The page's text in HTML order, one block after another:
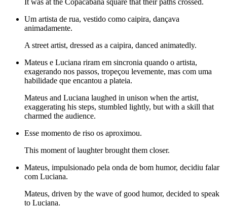
It was at the Copacabana square that their paths crossed.
Um artista de rua, vestido como caipira, dançava
animadamente.
A street artist, dressed as a caipira, danced animatedly.
Mateus e Luciana riram em sincronia quando o artista,
exagerando nos passos, tropeçou levemente, mas com uma
habilidade que encantou a plateia.
Mateus and Luciana laughed in unison when the artist,
exaggerating his steps, stumbled lightly, but with a skill that
charmed the audience.
Esse momento de riso os aproximou.
This moment of laughter brought them closer.
Mateus, impulsionado pela onda de bom humor, decidiu falar
com Luciana.
Mateus, driven by the wave of good humor, decided to speak
to Luciana.